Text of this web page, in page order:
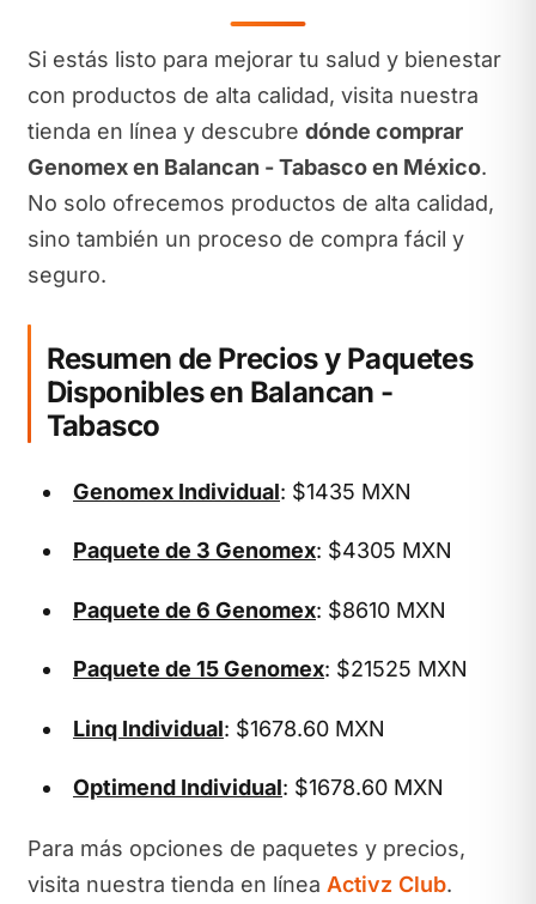
Si estás listo para mejorar tu salud y bienestar
con productos de alta calidad, visita nuestra
tienda en línea y descubre dónde comprar
Genomex en Balancan - Tabasco en México.
No solo ofrecemos productos de alta calidad,
sino también un proceso de compra fácil y
seguro.
Resumen de Precios y Paquetes
Disponibles en Balancan -
Tabasco
Genomex Individual: $1435 MXN
Paquete de 3 Genomex: $4305 MXN
Paquete de 6 Genomex: $8610 MXN
Paquete de 15 Genomex: $21525 MXN
Linq Individual: $1678.60 MXN
Optimend Individual: $1678.60 MXN
Para más opciones de paquetes y precios,
visita nuestra tienda en línea Activz Club.